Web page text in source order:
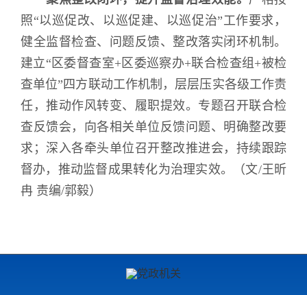
照“以巡促改、以巡促建、以巡促治”工作要求，
健全监督检查、问题反馈、整改落实闭环机制。
建立“区委督查室+区委巡察办+联合检查组 +被检
查单位”四方联动工作机制，层层压实各级工作责
任，推动作风转变、履职提效。专题召开联合检
查反馈会，向各相关单位反馈问题、明确整改要
求；深入各牵头单位召开整改推进会，持续跟踪
督办，推动监督成果转化为治理实效。（文/王昕
冉 责编/郭毅）